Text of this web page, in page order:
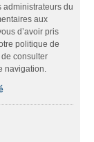
administrateurs du
aux
d’avoir pris
politique de
consulter
navigation.